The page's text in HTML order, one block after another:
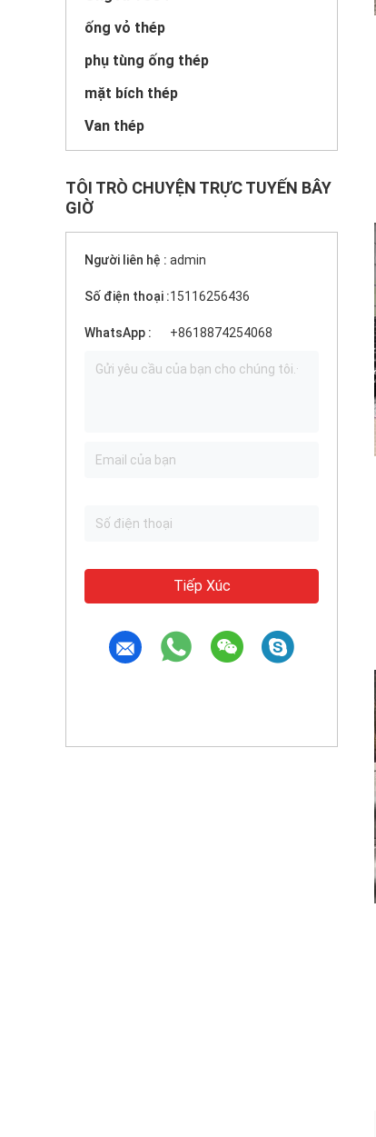
ống vỏ thép
phụ tùng ống thép
mặt bích thép
Van thép
TÔI TRÒ CHUYỆN TRỰC TUYẾN BÂY
GIỜ
Người liên hệ : admin
Số điện thoại :15116256436
WhatsApp : +8618874254068
Tiếp Xúc